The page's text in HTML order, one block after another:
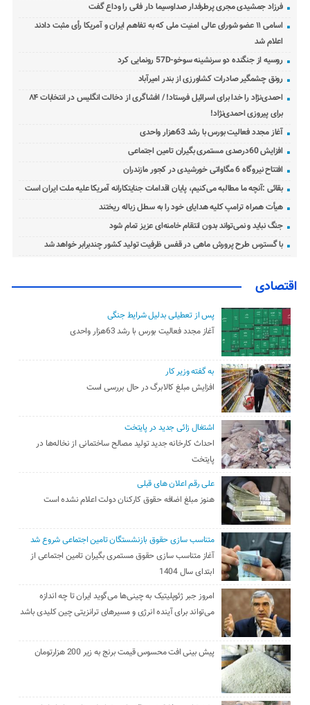
فرزاد جمشیدی مجری پرطرفدار صداوسیما دار فانی را وداع گفت
اسامی ۱۱ عضو شورای عالی امنیت ملی که به تفاهم ایران و آمریکا رأی مثبت دادند
اعلام شد
روسیه از جنگنده دو سرنشینه سوخو-57D رونمایی کرد
رونق چشمگیر صادرات کشاورزی از بندر امیرآباد
احمدی‌نژاد را خدا برای اسرائیل فرستاد! / افشاگری از دخالت انگلیس در انتخابات ۸۴
برای پیروزی احمدی‌نژاد!
آغاز مجدد فعالیت بورس با رشد 63هزار واحدی
افزایش 60درصدی مستمری بگیران تامین اجتماعی
افتتاح نیروگاه 6 مگاواتی خورشیدی در کجور مازندران
بقائی :آنچه ما مطالبه می‌کنیم، پایان اقدامات جنایتکارانه آمریکا علیه ملت ایران است
هیأت همراه ترامپ کلیه هدایای خود را به سطل زباله ریختند
جنگ نباید و نمی‌تواند بدون انتقام خامنه‌ای عزیز تمام شود
با گسترس طرح پرورش ماهی در قفس ظرفیت تولید کشور چندبرابر خواهد شد
اقتصادی
پس از تعطیلی بدلیل شرایط جنگی
آغاز مجدد فعالیت بورس با رشد 63هزار واحدی
به گفته وزیر کار
افزایش مبلغ کالابرگ در حال بررسی است
اشتغال زائی جدید در پایتخت
احداث کارخانه جدید تولید مصالح ساختمانی از نخاله‌ها در
پایتخت
علی رقم اعلان های قبلی
هنوز مبلغ اضافه حقوق کارکنان دولت اعلام نشده است
متناسب سازی حقوق بازنشستگان تامین اجتماعی شروع شد
آغاز متناسب سازی حقوق مستمری بگیران تامین اجتماعی از
ابتدای سال 1404
امروز جبر ژئوپلیتیک به چینی‌ها می‌گوید ایران تا چه اندازه
می‌تواند برای آینده انرژی و مسیرهای ترانزیتی چین کلیدی باشد
پیش بینی افت محسوس قیمت برنج به زیر 200 هزارتومان